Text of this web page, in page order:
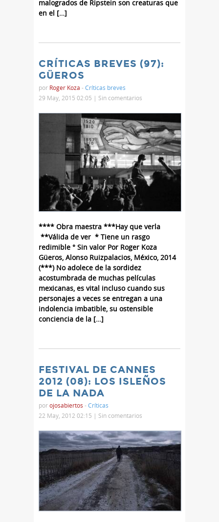
malogrados de Ripstein son creaturas que
en el […]
CRÍTICAS BREVES (97):
GÜEROS
por Roger Koza -Críticas breves
29 May, 2015 02:05 | Sin comentarios
**** Obra maestra ***Hay que verla
**Válida de ver * Tiene un rasgo
redimible ° Sin valor Por Roger Koza
Güeros, Alonso Ruizpalacios, México, 2014
(***) No adolece de la sordidez
acostumbrada de muchas películas
mexicanas, es vital incluso cuando sus
personajes a veces se entregan a una
indolencia imbatible, su ostensible
conciencia de la […]
FESTIVAL DE CANNES
2012 (08): LOS ISLEÑOS
DE LA NADA
porojosabiertos -Críticas
22 May, 2012 02:15 | Sin comentarios